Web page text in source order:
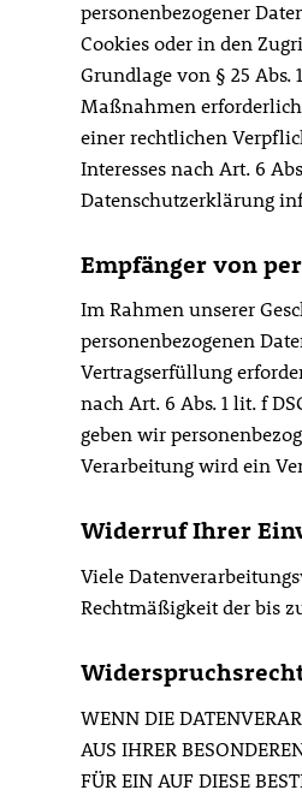
personenbezogener
Cookies oder in den
Grundlage von § 25
Maßnahmen
einer rechtlichen
Interesses nach Art. 6
Datenschutzerklärung
Empfänger von
Im Rahmen unserer
personenbezogenen
Vertragserfüllung
nach Art. 6 Abs. 1 lit. f
geben wir
Verarbeitung wird ein
Widerruf Ihrer
Viele
Rechtmäßigkeit der bis
WENN DIE
AUS IHRER
FÜR EIN AUF DIESE